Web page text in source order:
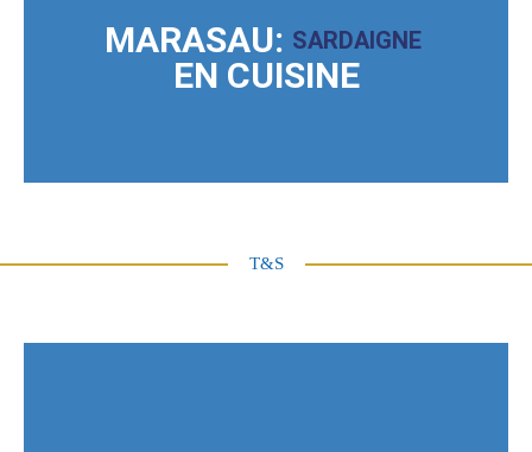
MARASAU: SARDAIGNE
EN CUISINE
T&S